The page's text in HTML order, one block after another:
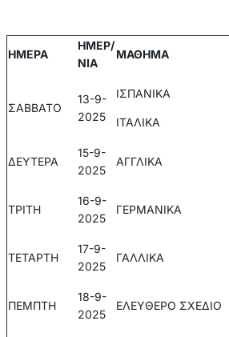
ΗΜΕΡΑ
ΗΜΕΡ/
ΝΙΑ
ΜΑΘΗΜΑ
ΣΑΒΒΑΤΟ
13-9-
2025
ΙΣΠΑΝΙΚΑ
ΙΤΑΛΙΚΑ
ΔΕΥΤΕΡΑ
15-9-
2025
ΑΓΓΛΙΚΑ
ΤΡΙΤΗ
16-9-
2025
ΓΕΡΜΑΝΙΚΑ
ΤΕΤΑΡΤΗ
17-9-
2025
ΓΑΛΛΙΚΑ
ΠΕΜΠΤΗ
18-9-
2025
ΕΛΕΥΘΕΡΟ ΣΧΕΔΙΟ